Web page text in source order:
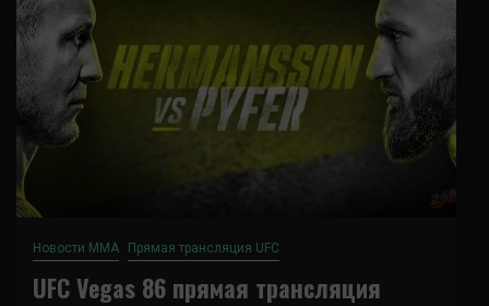
Новости ММА Прямая трансляция UFC
UFC Vegas 86 прямая трансляция